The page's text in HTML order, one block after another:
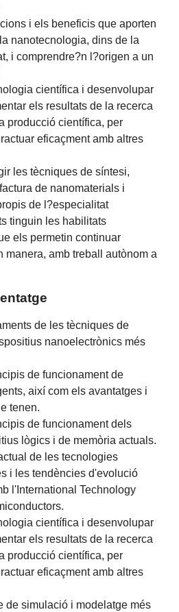
i els beneficis que aporten
nanotecnologia, dins de la
i comprendre?n l?origen a un
científica i desenvolupar
els resultats de la recerca
producció científica, per
eficaçment amb altres
les tècniques de síntesi,
de nanomaterials i
de l?especialitat
tinguin les habilitats
els permetin continuar
manera, amb treball autònom a
de les tècniques de
nanoelectrònics més
de funcionament de
així com els avantatges i
tenen.
de funcionament dels
lògics i de memòria actuals.
de les tecnologies
i les tendències d'evolució
l'International Technology
científica i desenvolupar
els resultats de la recerca
producció científica, per
eficaçment amb altres
de simulació i modelatge més